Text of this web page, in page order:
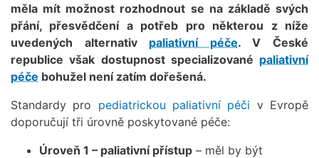
měla mít možnost rozhodnout se na základě svých
přání, přesvědčení a potřeb pro některou z níže
uvedených alternativ paliativní péče. V České
republice však dostupnost specializované paliativní
péče bohužel není zatím dořešená.
Standardy pro pediatrickou paliativní péči v Evropě
doporučují tři úrovně poskytované péče:
Úroveň 1 – paliativní přístup – měl by být